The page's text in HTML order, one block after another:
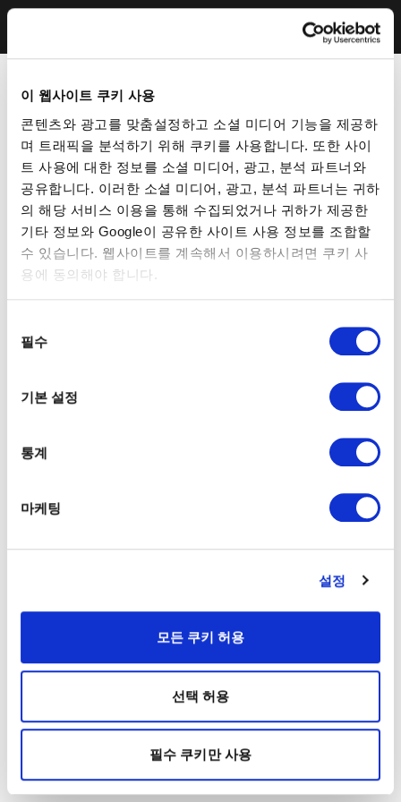
이 웹사이트 쿠키 사용
콘텐츠와 광고를 맞춤설정하고 소셜 미디어 기능을 제공하
며 트래픽을 분석하기 위해 쿠키를 사용합니다. 또한 사이
트 사용에 대한 정보를 소셜 미디어, 광고, 분석 파트너와
공유합니다. 이러한 소셜 미디어, 광고, 분석 파트너는 귀하
의 해당 서비스 이용을 통해 수집되었거나 귀하가 제공한
기타 정보와 Google이 공유한 사이트 사용 정보를 조합할
수 있습니다. 웹사이트를 계속해서 이용하시려면 쿠키 사
용에 동의해야 합니다.
필수
기본 설정
통계
마케팅
설정
모든 쿠키 허용
선택 허용
필수 쿠키만 사용